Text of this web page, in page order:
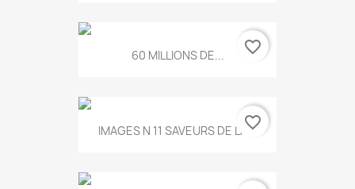
60 MILLIONS DE... favorite_border
IMAGES N 11 SAVEURS DE LA...
favorite_border